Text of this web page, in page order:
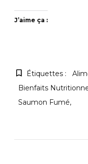
J’aime ça :
Étiquettes :
Bienfaits
Saumon Fumé